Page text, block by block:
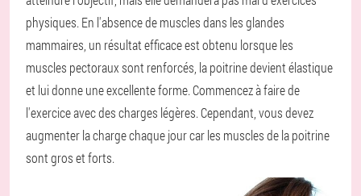
physiques. En l'absence de muscles dans les glandes
mammaires, un résultat efficace est obtenu lorsque les
muscles pectoraux sont renforcés, la poitrine devient élastique
et lui donne une excellente forme. Commencez à faire de
l'exercice avec des charges légères. Cependant, vous devez
augmenter la charge chaque jour car les muscles de la poitrine
sont gros et forts.